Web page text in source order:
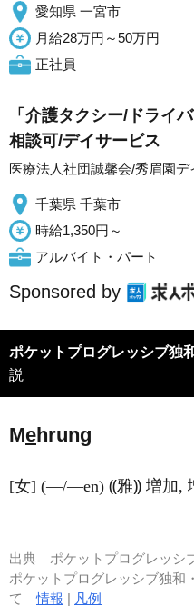
愛知県 一宮市
月給28万円～50万円
正社員
「介護タクシー/ドライ
相談可/デイサービス
医療法人社団誠馨会/秀眉園
千葉県 千葉市
時給1,350円～
アルバイト・パート
Sponsored by
ポケットプログレッシブ独
説
Mehrung
[女] (―/―en) ⸨雅⸩ 増加,
出典 ポケットプログレッシ
ポケットプログレッシブ独和
て情報 | 凡例